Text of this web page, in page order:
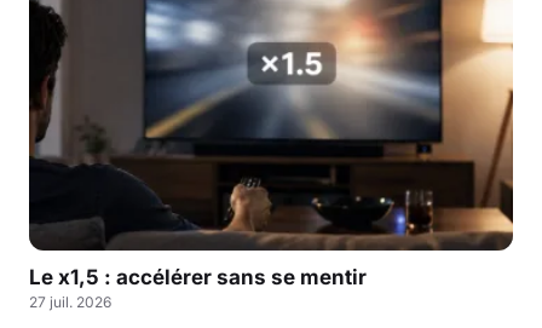
Le x1,5 : accélérer sans se mentir
27 juil. 2026